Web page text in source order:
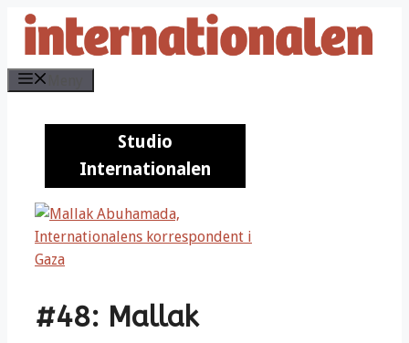
Hoppa
Studio
Internationalen
Studio
Internationalen
#48: Mallak